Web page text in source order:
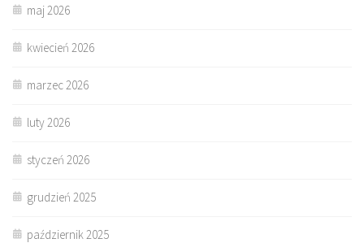
maj 2026
kwiecień 2026
marzec 2026
luty 2026
styczeń 2026
grudzień 2025
październik 2025